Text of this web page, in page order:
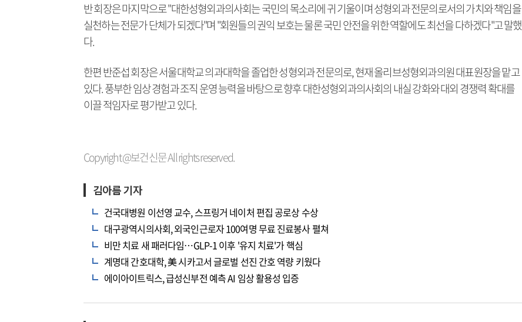
반 회장은 마지막으로 "대한성형외과의사회는 국민의 목소리에 귀 기울이며 성형외과 전문의로서의 가치와 책임을
실천하는 전문가 단체가 되겠다"며 "회원들의 권익 보호는 물론 국민 안전을 위한 역할에도 최선을 다하겠다"고 말했
다.
한편 반준섭 회장은 서울대학교 의과대학을 졸업한 성형외과 전문의로, 현재 올리브성형외과의원 대표원장을 맡고
있다. 풍부한 임상 경험과 조직 운영 능력을 바탕으로 향후 대한성형외과의사회의 내실 강화와 대외 경쟁력 확대를
이끌 적임자로 평가받고 있다.
Copyright @보건신문 All rights reserved.
김아름 기자
건국대병원 이선영 교수, 스프링거 네이처 편집 공로상 수상
대구광역시의사회, 외국인근로자 100여명 무료 진료봉사 펼쳐
비만 치료 새 패러다임…GLP-1 이후 '유지 치료'가 핵심
계명대 간호대학, 美 시카고서 글로벌 선진 간호 역량 키웠다
에이아이트릭스, 급성신부전 예측 AI 임상 활용성 입증